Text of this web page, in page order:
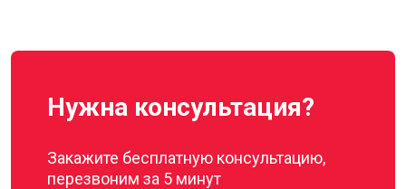
Нужна консультация?
Закажите бесплатную консультацию,
перезвоним за 5 минут